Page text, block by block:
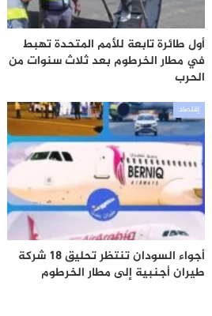
أول طائرة تابعة للأمم المتحدة تهبط
في مطار الخرطوم بعد ثلاث سنوات من
الحرب
إقتصاد
أجواء السودان تنتظر تحليق 18 شركة
طيران أجنبية إلى مطار الخرطوم